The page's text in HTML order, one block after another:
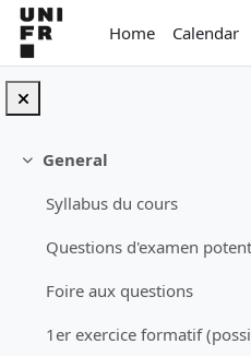
Skip to main content
Home
Calendar
Collapse
General
Syllabus du cours
Questions d'examen
Foire aux questions